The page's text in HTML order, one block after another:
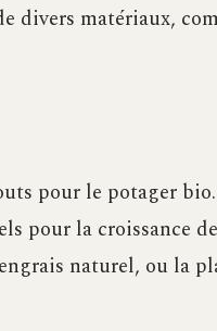
divers matériaux,
pour le potager
pour la croissance
naturel, ou la